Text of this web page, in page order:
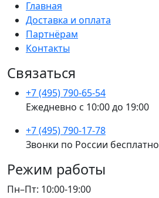
Главная
Доставка и оплата
Партнёрам
Контакты
Связаться
+7 (495) 790-65-54
Ежедневно с 10:00 до 19:00
+7 (495) 790-17-78
Звонки по России бесплатно
Режим работы
Пн–Пт: 10:00-19:00